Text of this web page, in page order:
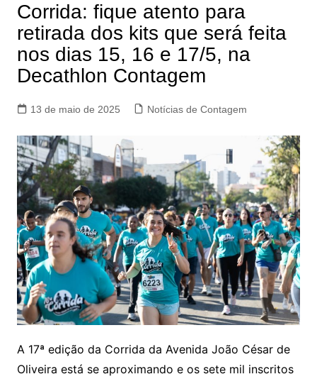
Corrida: fique atento para
retirada dos kits que será feita
nos dias 15, 16 e 17/5, na
Decathlon Contagem
13 de maio de 2025 Notícias de Contagem
A 17ª edição da Corrida da Avenida João César de
Oliveira está se aproximando e os sete mil inscritos